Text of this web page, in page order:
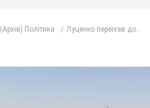
(Архів) Політика Луценко переїхав до...